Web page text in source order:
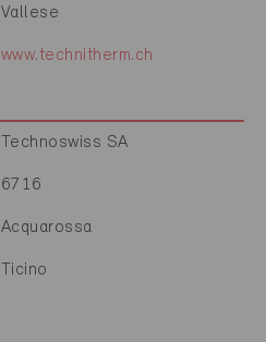
Vallese
www.technitherm.ch
Technoswiss SA
6716
Acquarossa
Ticino